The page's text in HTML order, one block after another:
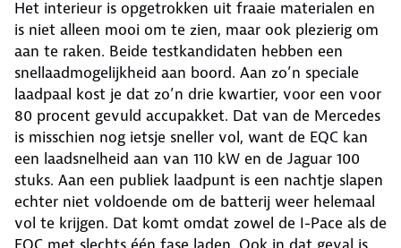
Het interieur is opgetrokken uit fraaie materialen en
is niet alleen mooi om te zien, maar ook plezierig om
aan te raken. Beide testkandidaten hebben een
snellaadmogelijkheid aan boord. Aan zo’n speciale
laadpaal kost je dat zo’n drie kwartier, voor een voor
80 procent gevuld accupakket. Dat van de Mercedes
is misschien nog ietsje sneller vol, want de EQC kan
een laadsnelheid aan van 110 kW en de Jaguar 100
stuks. Aan een publiek laadpunt is een nachtje slapen
echter niet voldoende om de batterij weer helemaal
vol te krijgen. Dat komt omdat zowel de I-Pace als de